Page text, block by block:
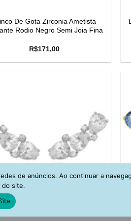
De Gota Zirconia Ametista
Rodio Negro Semi Joia Fina
R$171,00
De Gotas Zirconias Brancas
de anúncios. Ao continuar a
do site.